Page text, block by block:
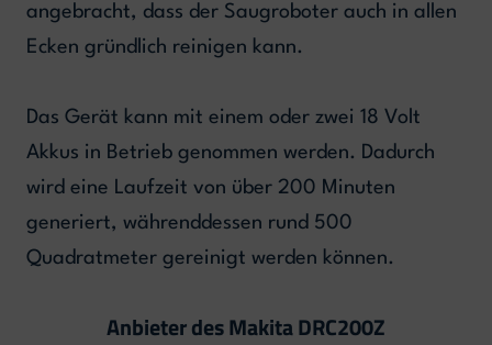
angebracht, dass der Saugroboter auch in allen
Ecken gründlich reinigen kann.
Das Gerät kann mit einem oder zwei 18 Volt
Akkus in Betrieb genommen werden. Dadurch
wird eine Laufzeit von über 200 Minuten
generiert, währenddessen rund 500
Quadratmeter gereinigt werden können.
Anbieter des Makita DRC200Z